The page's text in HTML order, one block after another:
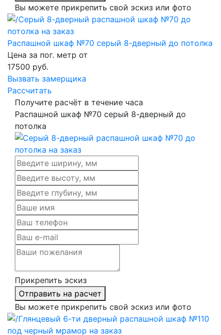
Вы можете прикрепить свой эскиз или фото
Распашной шкаф №70 серый 8-дверный до потолка
Цена за пог. метр от
17500 руб.
Вызвать замерщика
Рассчитать
Получите расчёт в течение часа
Распашной шкаф №70 серый 8-дверный до
потолка
Прикрепить эскиз
Отправить на расчет
Вы можете прикрепить свой эскиз или фото